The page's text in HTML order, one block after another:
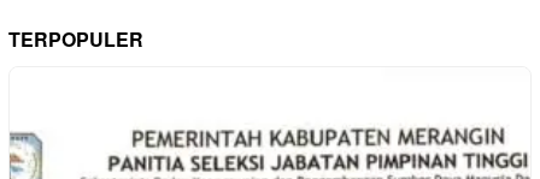
TERPOPULER